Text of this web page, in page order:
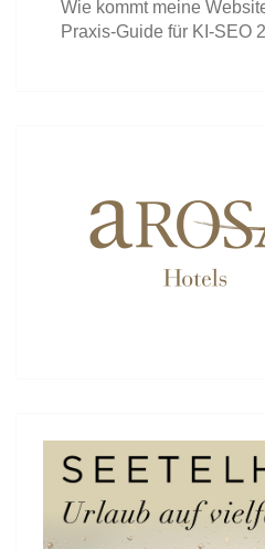
Wie kommt meine
Praxis-Guide für KI-SEO